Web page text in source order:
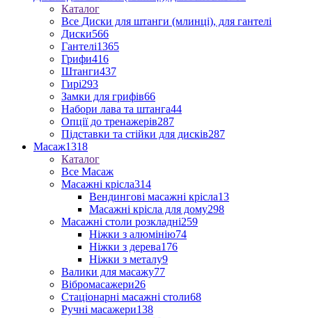
Каталог
Все Диски для штанги (млинці), для гантелі
Диски566
Гантелі1365
Грифи416
Штанги437
Гирі293
Замки для грифів66
Набори лава та штанга44
Опції до тренажерів287
Підставки та стійки для дисків287
Масаж1318
Каталог
Все Масаж
Масажні крісла314
Вендингові масажні крісла13
Масажні крісла для дому298
Масажні столи розкладні259
Ніжки з алюмінію74
Ніжки з дерева176
Ніжки з металу9
Валики для масажу77
Вібромасажери26
Стаціонарні масажні столи68
Ручні масажери138